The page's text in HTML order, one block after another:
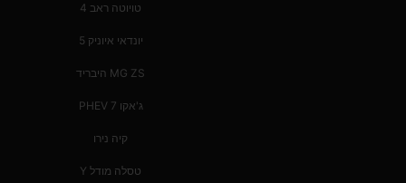
טויוטה ראב 4
יונדאי איוניק 5
MG ZS היבריד
ג'אקו 7 PHEV
קיה נירו
טסלה מודל Y